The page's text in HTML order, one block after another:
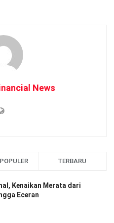
News
TERBARU
Kenaikan Merata dari
Eceran